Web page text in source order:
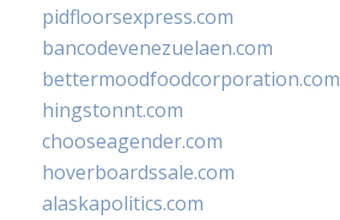
pidfloorsexpress.com
bancodevenezuelaen.com
bettermoodfoodcorporation.com
hingstonnt.com
chooseagender.com
hoverboardssale.com
alaskapolitics.com